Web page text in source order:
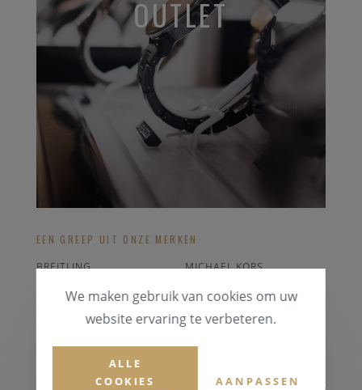
OUTLET
EEN GREEP UIT ONZE MERKEN
BREITLING
MICHAEL KORS
ALLE OUTLET
We maken gebruik van cookies om uw
website ervaring te verbeteren.
ALLE
COOKIES
AANPASSEN